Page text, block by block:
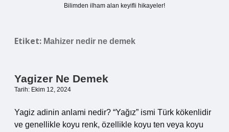
Bilimden ilham alan keyifli hikayeler!
Etiket: Mahizer nedir ne demek
Yagizer Ne Demek
Tarih: Ekim 12, 2024
Yagiz adinin anlami nedir? “Yağız” ismi Türk kökenlidir
ve genellikle koyu renk, özellikle koyu ten veya koyu